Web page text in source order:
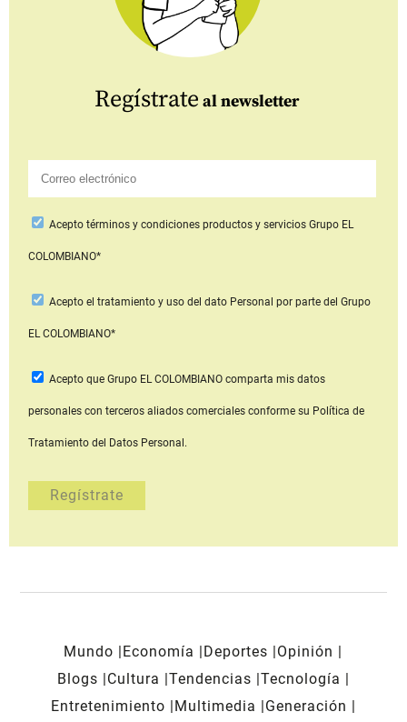
Regístrate al newsletter
Aceptotérminos y condiciones productos y serviciosGrupo EL
COLOMBIANO*
Acepto el tratamiento y uso del dato Personal por parte del Grupo
EL COLOMBIANO*
Acepto que Grupo EL COLOMBIANOcomparta mis datos
personales con terceros aliados comerciales conforme su Política de
Tratamiento del Datos Personal.
Mundo Economía Deportes
Opinión
Blogs
Cultura Tendencias Tecnología
Entretenimiento
Multimedia
Generación